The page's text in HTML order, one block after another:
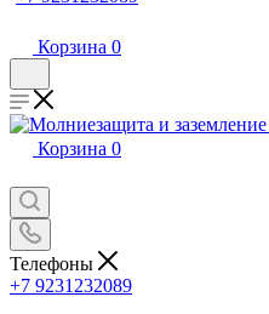
Корзина 0
Корзина 0
Телефоны
+7 9231232089